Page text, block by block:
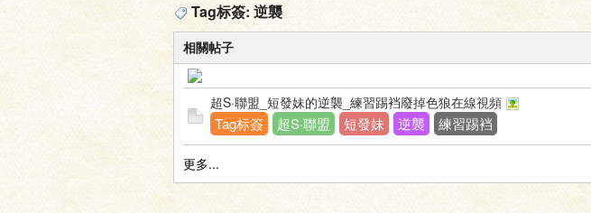
女›
Tag标簽: 逆襲
相關帖子
超S·聯盟_短發妹的逆襲_練習踢裆廢掉色狼在線視頻
Tag标簽 超S·聯盟 短發妹 逆襲 練習踢裆
更多...